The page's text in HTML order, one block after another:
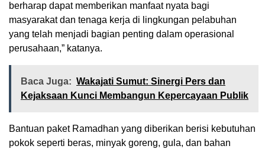
berharap dapat memberikan manfaat nyata bagi
masyarakat dan tenaga kerja di lingkungan pelabuhan
yang telah menjadi bagian penting dalam operasional
perusahaan,” katanya.
Baca Juga: Wakajati Sumut: Sinergi Pers dan
Kejaksaan Kunci Membangun Kepercayaan Publik
Bantuan paket Ramadhan yang diberikan berisi kebutuhan
pokok seperti beras, minyak goreng, gula, dan bahan